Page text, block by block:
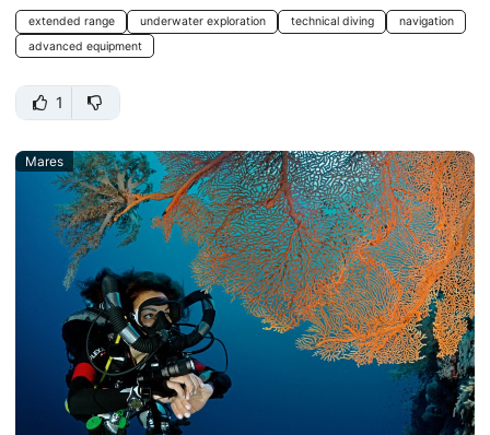
extended range underwater exploration technical diving
navigation
advanced equipment
1
Mares